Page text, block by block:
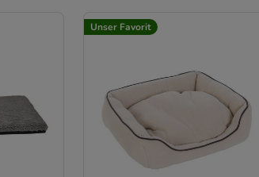
Unser Favorit